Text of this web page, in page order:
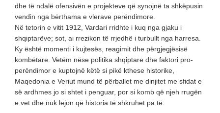
dhe të ndalë ofensivën e projekteve që synojnë ta shkëpusin
vendin nga bërthama e vlerave perëndimore.
Në tetorin e vitit 1912, Vardari rridhte i kuq nga gjaku i
shqiptarëve; sot, ai rrezikon të rrjedhë i turbullt nga harresa.
Ky është momenti i kujtesës, reagimit dhe përgjegjësisë
kombëtare. Vetëm nëse politika shqiptare dhe faktori pro-
perëndimor e kuptojnë këtë si pikë kthese historike,
Maqedonia e Veriut mund të përballet me dinjitet me sfidat e
së ardhmes jo si shtet i penguar, por si komb që njeh rrugën
e vet dhe nuk lejon që historia të shkruhet pa të.